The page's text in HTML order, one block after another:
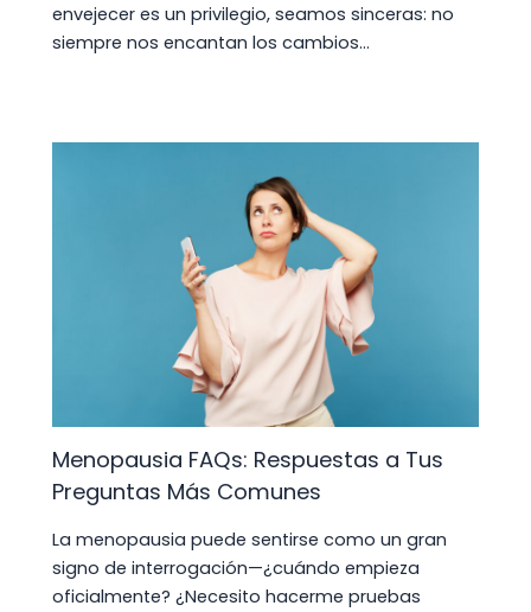
envejecer es un privilegio, seamos sinceras: no
siempre nos encantan los cambios…
Menopausia FAQs: Respuestas a Tus
Preguntas Más Comunes
La menopausia puede sentirse como un gran
signo de interrogación—¿cuándo empieza
oficialmente? ¿Necesito hacerme pruebas